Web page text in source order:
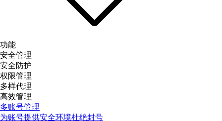
功能
安全管理
安全防护
权限管理
多样代理
高效管理
多账号管理
为账号提供安全环境杜绝封号